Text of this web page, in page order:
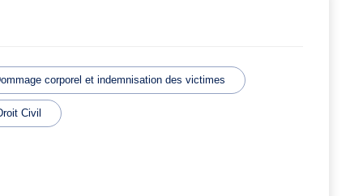
corporel et indemnisation des victimes
Civil